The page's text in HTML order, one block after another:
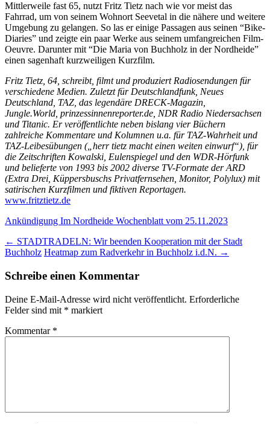
Mittlerweile fast 65, nutzt Fritz Tietz nach wie vor meist das
Fahrrad, um von seinem Wohnort Seevetal in die nähere und weitere
Umgebung zu gelangen. So las er einige Passagen aus seinen “Bike-
Diaries” und zeigte ein paar Werke aus seinem umfangreichen Film-
Oeuvre. Darunter mit “Die Maria von Buchholz in der Nordheide”
einen sagenhaft kurzweiligen Kurzfilm.
Fritz Tietz, 64, schreibt, filmt und produziert Radiosendungen für
verschiedene Medien. Zuletzt für Deutschlandfunk, Neues
Deutschland, TAZ, das legendäre DRECK-Magazin,
Jungle.World, prinzessinnenreporter.de, NDR Radio Niedersachsen
und Titanic. Er veröffentlichte neben bislang vier Büchern
zahlreiche Kommentare und Kolumnen u.a. für TAZ-Wahrheit und
TAZ-Leibesübungen („herr tietz macht einen weiten einwurf“), für
die Zeitschriften Kowalski, Eulenspiegel und den WDR-Hörfunk
und belieferte von 1993 bis 2002 diverse TV-Formate der ARD
(Extra Drei, Küppersbuschs Privatfernsehen, Monitor, Polylux) mit
satirischen Kurzfilmen und fiktiven Reportagen.
www.fritztietz.de
Ankündigung Im Nordheide Wochenblatt vom 25.11.2023
Beitragsnavigation
← STADTRADELN: Wir beenden Kooperation mit der Stadt
Buchholz Heatmap zum Radverkehr in Buchholz i.d.N. →
Schreibe einen Kommentar
Deine E-Mail-Adresse wird nicht veröffentlicht. Erforderliche
Felder sind mit * markiert
Kommentar *